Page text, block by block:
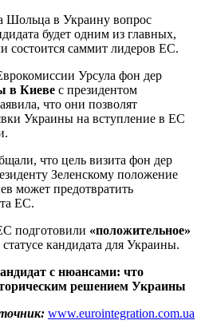
Шольца в Украину вопрос
будет одним из главных,
состоится саммит лидеров ЕС.
Урсула фон дер
в Киеве с президентом
что они позволят
Украины на вступление в ЕС
что цель визита фон дер
Зеленскому положение
может предотвратить
ЕС.
подготовили «положительное»
статусе кандидата для Украины.
с нюансами: что
решением Украины
www.eurointegration.com.ua